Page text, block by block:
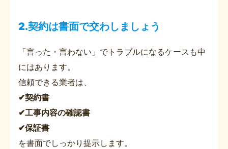
2.契約は書面で交わしましょう
「言った・言わない」でトラブルになるケースも中
にはあります。
信頼できる業者は、
✔契約書
✔工事内容の確認書
✔保証書
を書面でしっかり提示します。